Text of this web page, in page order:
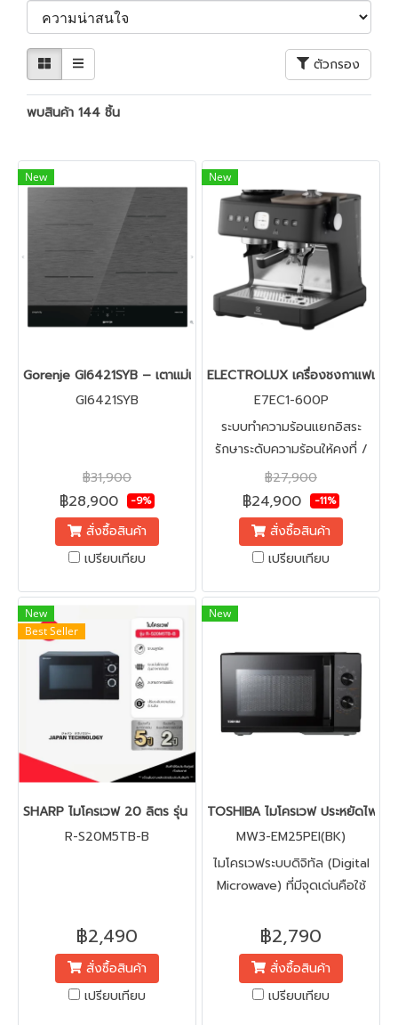
ตัวกรอง
พบสินค้า 144 ชิ้น
New
Gorenje GI6421SYB – เตาแม่เหล็กไฟฟ้า 4 หัวเตา ดีไซน์ Simplicity
GI6421SYB
฿31,900
฿28,900 -9%
สั่งซื้อสินค้า
เปรียบเทียบ
New
ELECTROLUX เครื่องชงกาแฟเ
E7EC1-600P
ระบบทำความร้อนแยกอิสระ
รักษาระดับความร้อนให้คงที่ /
ชงกาแฟได้หอมอร่อยเหมือนมือ
อาชีพ / พร้อมที่บดเมล็ดกาแฟ
ในตัว ปรับความละเอียดได้ 30
ระดับ
฿27,900
฿24,900 -11%
สั่งซื้อสินค้า
เปรียบเทียบ
New
Best Seller
SHARP ไมโครเวฟ 20 ลิตร รุ่น R-S20M5TB-B สีดำ (All Black) อุ่
R-S20M5TB-B
฿2,490
สั่งซื้อสินค้า
เปรียบเทียบ
New
TOSHIBA ไมโครเวฟ ประหยัดไฟเ
MW3-EM25PEI(BK)
ไมโครเวฟระบบดิจิทัล (Digital
Microwave) ที่มีจุดเด่นคือใช้
ร้อนสม่ำเสมอและทั่วถึง ช่วยให้
อาหารร้อนทั่วถึง ไม่ร้อนเป็นจุดๆ
และยังช่วย ประหยัดพลังงาน
ได้สูงสุดเบอร์ 5 (5 ดาว)
฿2,790
สั่งซื้อสินค้า
เปรียบเทียบ